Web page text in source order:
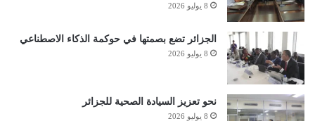
8 يوليو 2026
الجزائر تضع بصمتها في حوكمة الذكاء الاصطناعي
8 يوليو 2026
نحو تعزيز السيادة الصحية للجزائر
8 يوليو 2026